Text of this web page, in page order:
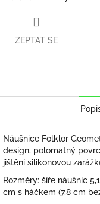
ZEPTAT SE
Náušnice Folklor
design, polomatný
jištění silikonovou
Rozměry: šíře náušnic
cm s háčkem (7,8 cm